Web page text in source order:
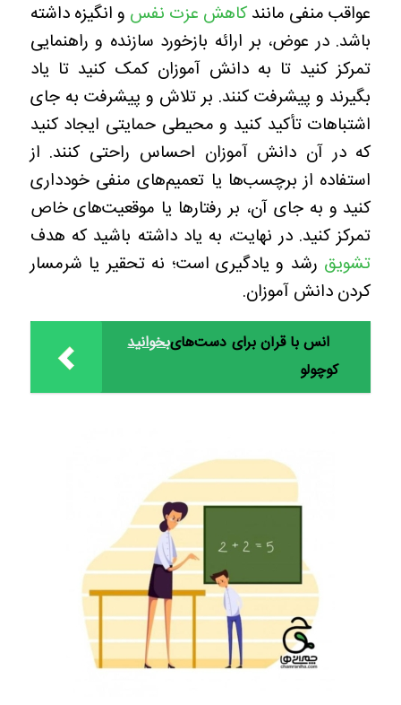
عواقب منفی مانندکاهش عزت نفس و انگیزه داشته
باشد. در عوض، بر ارائه بازخورد سازنده و راهنمایی
تمرکز کنید تا به دانش آموزان کمک کنید تا یاد
بگیرند و پیشرفت کنند. بر تلاش و پیشرفت به جای
اشتباهات تأکید کنید و محیطی حمایتی ایجاد کنید
که در آن دانش آموزان احساس راحتی کنند. از
استفاده از برچسب‌ها یا تعمیم‌های منفی خودداری
کنید و به جای آن، بر رفتارها یا موقعیت‌های خاص
تمرکز کنید. در نهایت، به یاد داشته باشید که هدف
تشویق رشد و یادگیری است؛ نه تحقیر یا شرمسار
کردن دانش آموزان.
بخوانیدانس با قرآن برای دست‌های
کوچولو